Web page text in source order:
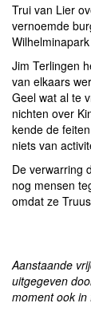
Trui van Lier
vernoemde
Jim Terlingen
van elkaars
Geel wat al te
nichten over
kende de
niets van
De verwarring
nog mensen
omdat ze
Aanstaande
uitgegeven
moment ook